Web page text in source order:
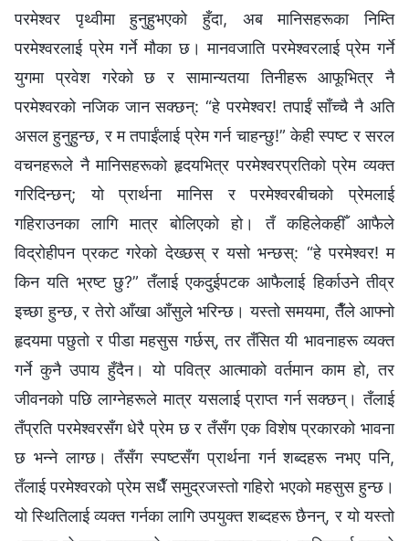
परमेश्‍वर पृथ्वीमा हुनुहुभएको हुँदा, अब मानिसहरूका निम्ति
परमेश्‍वरलाई प्रेम गर्ने मौका छ। मानवजाति परमेश्‍वरलाई प्रेम गर्ने
युगमा प्रवेश गरेको छ र सामान्यतया तिनीहरू आफूभित्र नै
परमेश्‍वरको नजिक जान सक्छन्: “हे परमेश्‍वर! तपाईं साँच्‍चै नै अति
असल हुनुहुन्छ, र म तपाईंलाई प्रेम गर्न चाहन्छु!” केही स्पष्ट र सरल
वचनहरूले नै मानिसहरूको हृदयभित्र परमेश्‍वरप्रतिको प्रेम व्यक्त
गरिदिन्छन्; यो प्रार्थना मानिस र परमेश्‍वरबीचको प्रेमलाई
गहिराउनका लागि मात्र बोलिएको हो। तँ कहिलेकहीँ आफैले
विद्रोहीपन प्रकट गरेको देख्छस् र यसो भन्छस्: “हे परमेश्‍वर! म
किन यति भ्रष्ट छु?” तँलाई एकदुईपटक आफैलाई हिर्काउने तीव्र
इच्छा हुन्छ, र तेरो आँखा आँसुले भरिन्छ। यस्तो समयमा, तैँले आफ्नो
हृदयमा पछुतो र पीडा महसुस गर्छस्, तर तँसित यी भावनाहरू व्यक्त
गर्ने कुनै उपाय हुँदैन। यो पवित्र आत्माको वर्तमान काम हो, तर
जीवनको पछि लाग्‍नेहरूले मात्र यसलाई प्राप्त गर्न सक्छन्। तँलाई
तँप्रति परमेश्‍वरसँग धेरै प्रेम छ र तँसँग एक विशेष प्रकारको भावना
छ भन्‍ने लाग्छ। तँसँग स्पष्टसँग प्रार्थना गर्न शब्दहरू नभए पनि,
तँलाई परमेश्‍वरको प्रेम सधैँ समुद्रजस्तो गहिरो भएको महसुस हुन्छ।
यो स्थितिलाई व्यक्त गर्नका लागि उपयुक्त शब्‍दहरू छैनन्, र यो यस्तो